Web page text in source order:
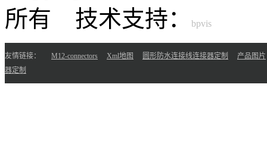
所有 技术支持：
友情链接： M12-connectors Xml地图 圆形防水连接线连接器定制
产品图片
器定制